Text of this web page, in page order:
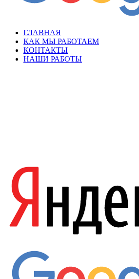
ГЛАВНАЯ
КАК МЫ РАБОТАЕМ
КОНТАКТЫ
НАШИ РАБОТЫ